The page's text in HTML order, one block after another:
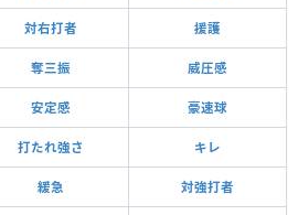
対右打者 援護
奪三振 威圧感
安定感 豪速球
打たれ強さ キレ
緩急 対強打者